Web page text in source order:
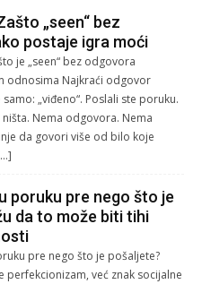
„seen“ bez
postaje igra moći
je „seen“ bez odgovora
odnosima Najkraći odgovor
„viđeno“. Poslali ste poruku.
Nema odgovora. Nema
da govori više od bilo koje
poruku pre nego što je
da to može biti tihi
pre nego što je pošaljete?
već znak socijalne